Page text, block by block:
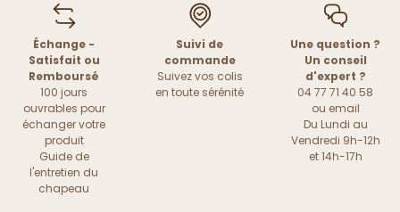
Échange -
Satisfait ou
Remboursé
100 jours
ouvrables pour
échanger votre
produit
Guide de
l'entretien du
chapeau
Suivi de
commande
Suivez vos colis
en toute sérénité
Une question ?
Un conseil
d'expert ?
04 77 71 40 58
ou email
Du Lundi au
Vendredi 9h-12h
et 14h-17h